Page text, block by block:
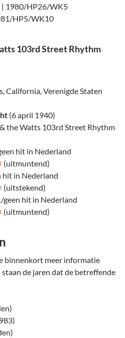
| 1980/HP26/WK5
HP5/WK10
103rd Street Rhythm
California, Verenigde Staten
(6 april 1940)
the Watts 103rd Street Rhythm
hit in Nederland
(uitmuntend)
hit in Nederland
(uitstekend)
hit in Nederland
(uitmuntend)
binnenkort meer informatie
de jaren dat de betreffende